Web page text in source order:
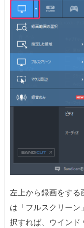
左上から録画をする
は「フルスクリー
択すれば、ウイン